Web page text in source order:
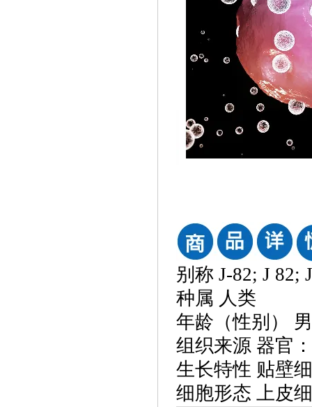
别称 J-82; J 82;
种属 人类
年龄（性别）
组织来源 器官
生长特性 贴壁
细胞形态 上皮